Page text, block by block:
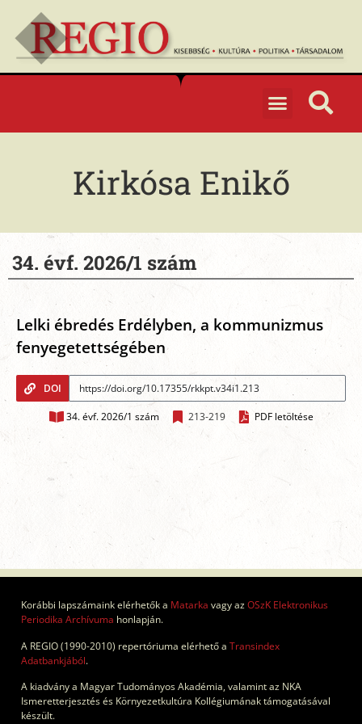
Kirkósa Enikő
34. évf. 2026/1 szám
Lelki ébredés Erdélyben, a kommunizmus
fenyegetettségében
DOI
34. évf. 2026/1 szám 213-219 PDF letöltése
Korábbi lapszámaink elérhetők a Matarka vagy azOSzK Elektronikus
Periodika Archívuma honlapján.
A REGIO (1990-2010) repertóriuma elérhető a Transindex
Adatbankjából.
A kiadvány a Magyar Tudományos Akadémia, valamint az NKA
Ismeretterjesztés és Környezetkultúra Kollégiumának támogatásával
készült.